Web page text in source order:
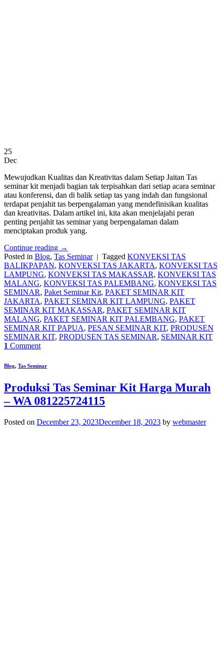
25
Dec
Mewujudkan Kualitas dan Kreativitas dalam Setiap Jaitan Tas
seminar kit menjadi bagian tak terpisahkan dari setiap acara seminar
atau konferensi, dan di balik setiap tas yang indah dan fungsional
terdapat penjahit tas berpengalaman yang mendefinisikan kualitas
dan kreativitas. Dalam artikel ini, kita akan menjelajahi peran
penting penjahit tas seminar yang berpengalaman dalam
menciptakan produk yang.
Continue reading →
Posted in Blog, Tas Seminar | Tagged KONVEKSI TAS
BALIKPAPAN, KONVEKSI TAS JAKARTA, KONVEKSI TAS
LAMPUNG, KONVEKSI TAS MAKASSAR, KONVEKSI TAS
MALANG, KONVEKSI TAS PALEMBANG, KONVEKSI TAS
SEMINAR, Paket Seminar Kit, PAKET SEMINAR KIT
JAKARTA, PAKET SEMINAR KIT LAMPUNG, PAKET
SEMINAR KIT MAKASSAR, PAKET SEMINAR KIT
MALANG, PAKET SEMINAR KIT PALEMBANG, PAKET
SEMINAR KIT PAPUA, PESAN SEMINAR KIT, PRODUSEN
SEMINAR KIT, PRODUSEN TAS SEMINAR, SEMINAR KIT
1 Comment
Blog, Tas Seminar
Produksi Tas Seminar Kit Harga Murah
– WA 081225724115
Posted on December 23, 2023December 18, 2023 by webmaster